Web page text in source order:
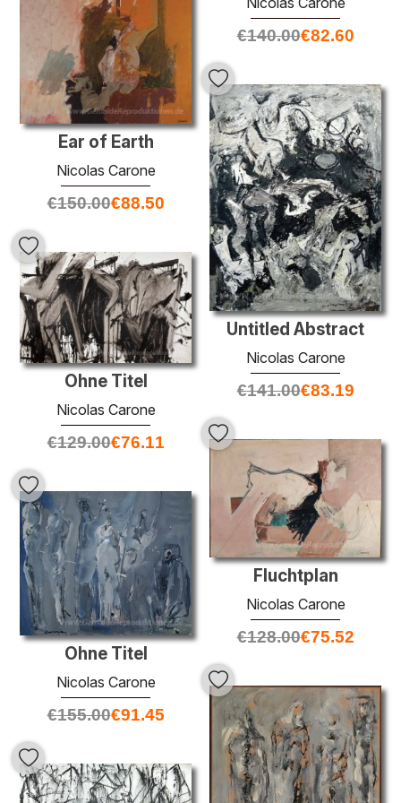
€140.00€82.60
Ear of Earth
Nicolas Carone
€150.00€88.50
Untitled Abstract
Nicolas Carone
€141.00€83.19
Ohne Titel
Nicolas Carone
€129.00€76.11
Fluchtplan
Nicolas Carone
€128.00€75.52
Ohne Titel
Nicolas Carone
€155.00€91.45